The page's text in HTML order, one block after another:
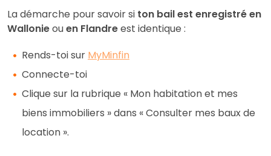
La démarche pour savoir si ton bail est enregistré en
Wallonieouen Flandreest identique :
Rends-toi sur MyMinfin
Connecte-toi
Clique sur la rubrique « Mon habitation et mes
biens immobiliers » dans « Consulter mes baux de
location ».